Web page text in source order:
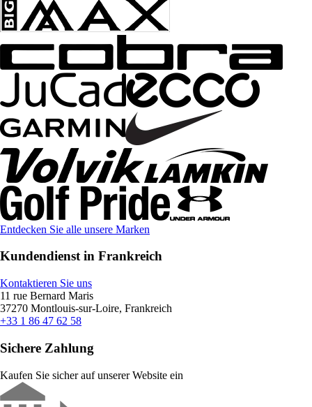
Entdecken Sie alle unsere Marken
Kundendienst in Frankreich
Kontaktieren Sie uns
11 rue Bernard Maris
37270 Montlouis-sur-Loire, Frankreich
+33 1 86 47 62 58
Sichere Zahlung
Kaufen Sie sicher auf unserer Website ein